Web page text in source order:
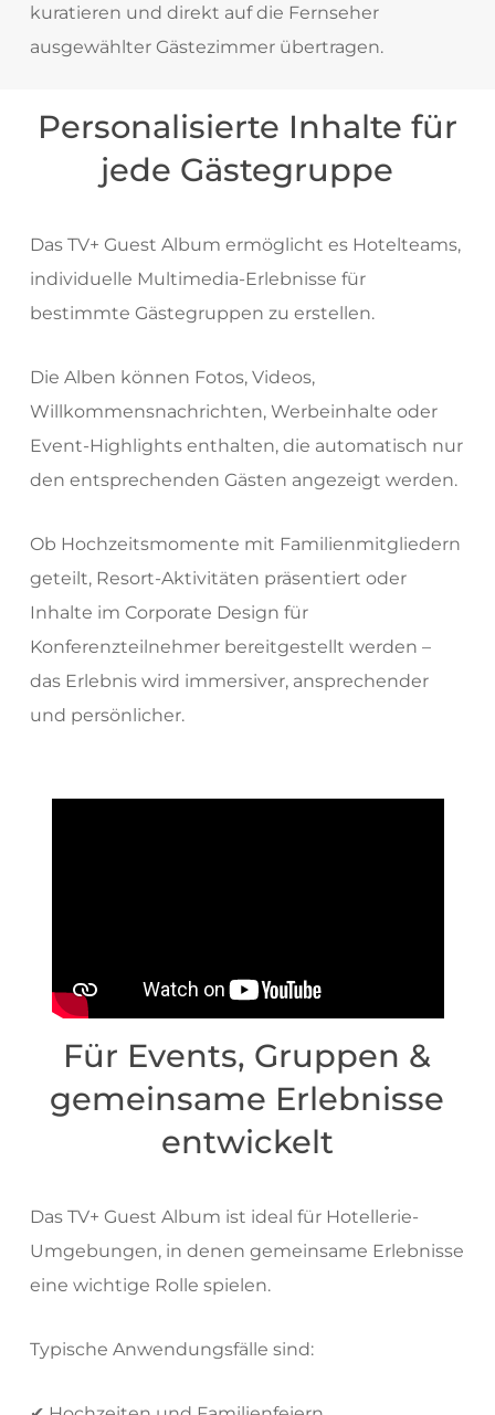
kuratieren und direkt auf die Fernseher
ausgewählter Gästezimmer übertragen.
Personalisierte Inhalte für
jede Gästegruppe
Das TV+ Guest Album ermöglicht es Hotelteams,
individuelle Multimedia-Erlebnisse für
bestimmte Gästegruppen zu erstellen.
Die Alben können Fotos, Videos,
Willkommensnachrichten, Werbeinhalte oder
Event-Highlights enthalten, die automatisch nur
den entsprechenden Gästen angezeigt werden.
Ob Hochzeitsmomente mit Familienmitgliedern
geteilt, Resort-Aktivitäten präsentiert oder
Inhalte im Corporate Design für
Konferenzteilnehmer bereitgestellt werden –
das Erlebnis wird immersiver, ansprechender
und persönlicher.
Für Events, Gruppen &
gemeinsame Erlebnisse
entwickelt
Das TV+ Guest Album ist ideal für Hotellerie-
Umgebungen, in denen gemeinsame Erlebnisse
eine wichtige Rolle spielen.
Typische Anwendungsfälle sind: